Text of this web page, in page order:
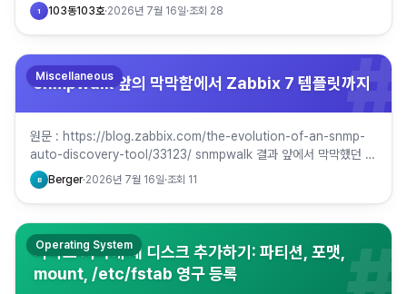
CVE 보안 패치가 전혀 나오지…
1 103동103호·2026년 7월 16일·조회 28
snmpwalk 앞의 막막함에서 Zabbix 7 템플릿까지#
Miscellaneous
원문 : https://blog.zabbix.com/the-evolution-of-an-snmp-
auto-discovery-tool/33123/ snmpwalk 결과 앞에서 막막했던 경
험, 모니터링…
B Berger·2026년 7월 16일·조회 11
리눅스 서버에 새 디스크 추가하기: 파티션, 포맷,
mount, /etc/fstab 영구 등록
Operating System